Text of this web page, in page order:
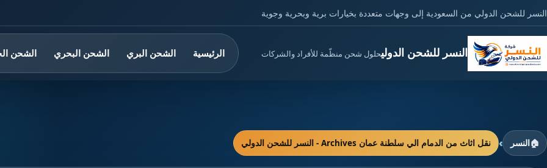
النسر للشحن الدولي من السعودية إلى وجهات متعددة بخيارات برية وبحرية وجوية
النسر للشحن الدوليحلول شحن منظّمة للأفراد والشركات الرئيسية الشحن البري الشحن البحري الشحن
🏠النسر › نقل اثاث من الدمام الي سلطنة عمان Archives - النسر للشحن الدولي